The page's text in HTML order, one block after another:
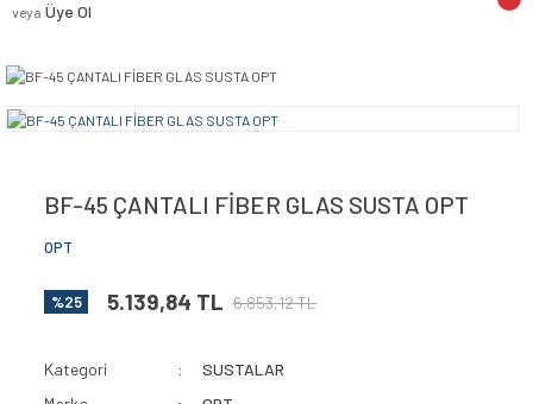
veya Üye Ol
BF-45 ÇANTALI FİBER GLAS SUSTA OPT
OPT
%25 5.139,84 TL 6.853,12 TL
Kategori
SUSTALAR